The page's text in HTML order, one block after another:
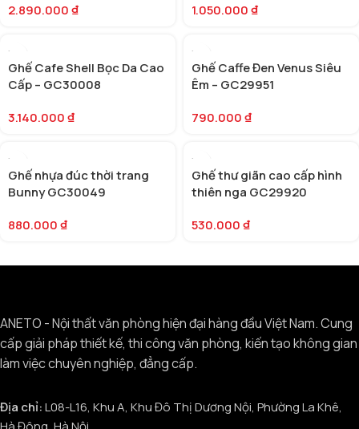
2.890.000₫
1.050.000₫
Ghế Cafe Shell Bọc Da Cao
Cấp – GC30008
3.140.000₫
Ghế Caffe Đen Venus Siêu
Êm – GC29951
790.000₫
Ghế nhựa đúc thời trang
Bunny GC30049
880.000₫
Ghế thư giãn cao cấp hình
thiên nga GC29920
530.000₫
ANETO - Nội thất văn phòng hiện đại hàng đầu Việt Nam. Cung
cấp giải pháp thiết kế, thi công văn phòng, kiến tạo không gian
làm việc chuyên nghiệp, đẳng cấp.
Địa chỉ:L08-L16, Khu A, Khu Đô Thị Dương Nội, Phường La Khê,